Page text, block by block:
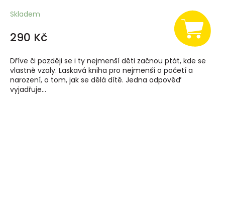
Skladem
290 Kč
Dříve či později se i ty nejmenší děti začnou ptát, kde se
vlastně vzaly. Laskavá kniha pro nejmenší o početí a
narození, o tom, jak se dělá dítě. Jedna odpověď
vyjadřuje...